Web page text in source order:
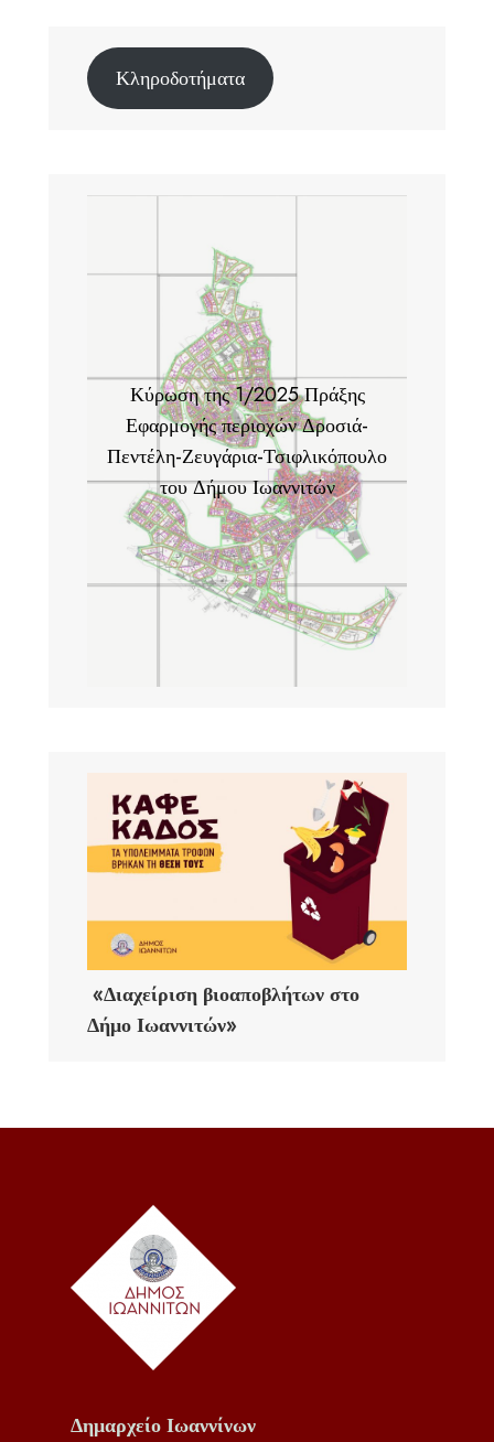
Κληροδοτήματα
Κύρωση της 1/2025 Πράξης
Εφαρμογής περιοχών Δροσιά-
Πεντέλη-Ζευγάρια-Τσιφλικόπουλο
του Δήμου Ιωαννιτών
«Διαχείριση βιοαποβλήτων στο
Δήμο Ιωαννιτών»
Δημαρχείο Ιωαννίνων